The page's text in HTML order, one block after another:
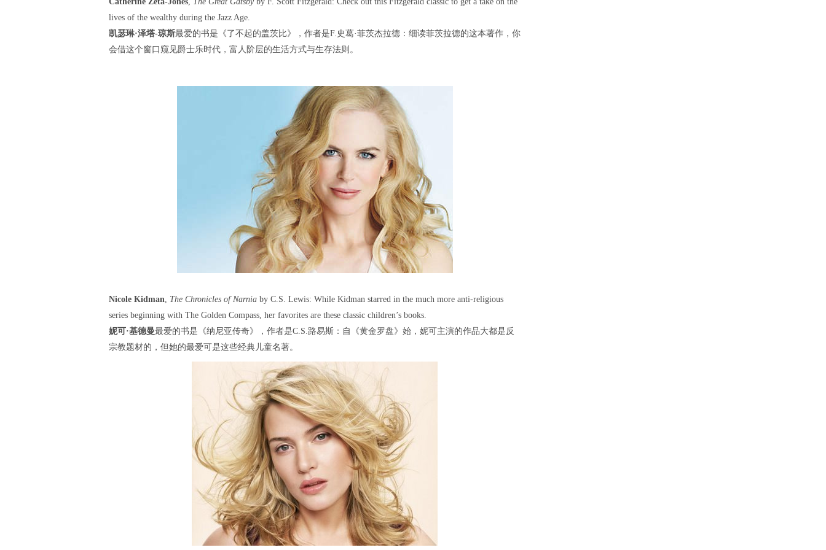
lives of the wealthy during the Jazz Age.
凯瑟琳·泽塔-琼斯最爱的书是《了不起的盖茨比》，作者是F.史葛·菲茨杰拉德：细读菲茨拉德的这本著作，你
会借这个窗口窥见爵士乐时代，富人阶层的生活方式与生存法则。
Nicole Kidman, The Chronicles of Narnia by C.S. Lewis: While Kidman starred in the much more anti-religious
series beginning with The Golden Compass, her favorites are these classic children’s books.
妮可·基德曼最爱的书是《纳尼亚传奇》，作者是C.S.路易斯：自《黄金罗盘》始，妮可主演的作品大都是反
宗教题材的，但她的最爱可是这些经典儿童名著。